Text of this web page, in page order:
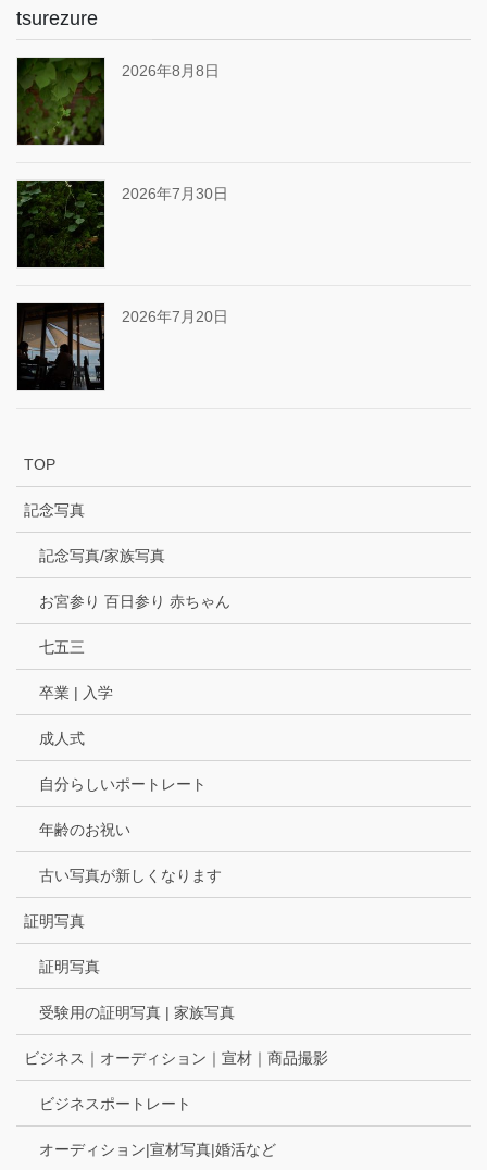
tsurezure
2026年8月8日
2026年7月30日
2026年7月20日
TOP
記念写真
記念写真/家族写真
お宮参り 百日参り 赤ちゃん
七五三
卒業 | 入学
成人式
自分らしいポートレート
年齢のお祝い
古い写真が新しくなります
証明写真
証明写真
受験用の証明写真 | 家族写真
ビジネス｜オーディション｜宣材｜商品撮影
ビジネスポートレート
オーディション|宣材写真|婚活など